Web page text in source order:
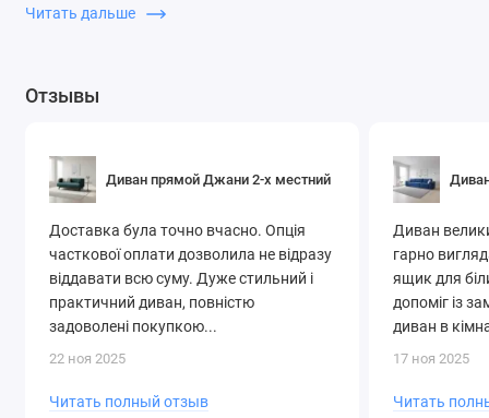
Современные механизмы
СоюзМебель.
Читать дальше
Отзывы
Диван прямой Джани 2-х местний
Доставка була точно вчасно. Опція
часткової оплати дозволила не відразу
віддавати всю суму. Дуже стильний і
практичний диван, повністю
задоволені покупкою...
22 ноя 2025
Читать полный отзыв
Диван
гарно
ящик для
допоміг із
диван в
17 ноя 2025
Читать